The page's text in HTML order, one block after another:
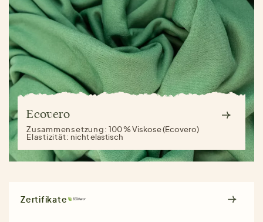
Ecovero
Zusammensetzung:100 % Viskose (Ecovero)
Elastizität: nicht elastisch
Zertifikate